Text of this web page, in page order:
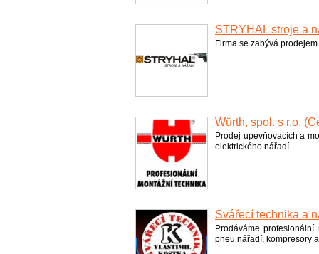
STRYHAL stroje a
Firma se zabývá
Würth, spol. s r.o.
Prodej upevňovacích a
elektrického nářadí.
Svářecí technika a
Prodáváme
pneu nářadí, kompresory